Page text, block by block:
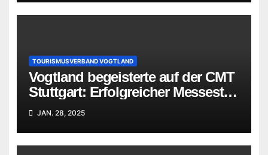
TOURISMUSVERBAND VOGTLAND
Vogtland begeisterte auf der CMT
Stuttgart: Erfolgreicher Messestart
mit Fokus auf Aktivurlaub
JAN. 28, 2025